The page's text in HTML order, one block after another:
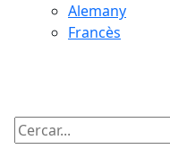
Alemany
Francès
Cercar: